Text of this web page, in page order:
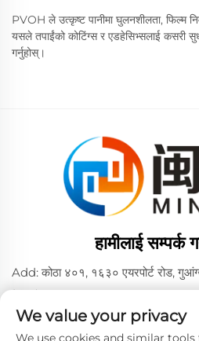
PVOH ले उत्कृष्ट पानीमा घुलनशीलता, फिल्म
यसले तपाईंको कोटिंग्स र एडहेसिभ्सलाई कसरी
गर्नुहोस्।
हामीलाई सम्पर्क
Add: कोठा ४०१, १६३० एयरपोर्ट रोड,
फोन/वीच्याट/व्हाट्सएप:
+86 15180199394 +86
We value your privacy
We use cookies and similar